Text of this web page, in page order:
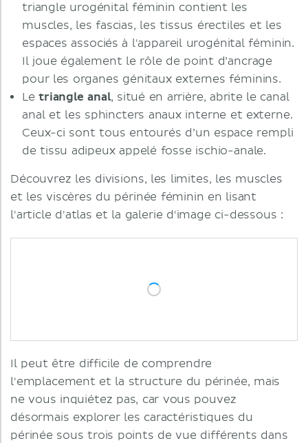
triangle urogénital féminin contient les
muscles, les fascias, les tissus érectiles et les
espaces associés à l'appareil urogénital féminin.
Il joue également le rôle de point d’ancrage
pour les organes génitaux externes féminins.
Letriangle anal, situé en arrière, abrite le canal
anal et les sphincters anaux interne et externe.
Ceux-ci sont tous entourés d’un espace rempli
de tissu adipeux appelé fosse ischio-anale.
Découvrez les divisions, les limites, les muscles
et les viscères du périnée féminin en lisant
l'article d'atlas et la galerie d'image ci-dessous :
Il peut être difficile de comprendre
l'emplacement et la structure du périnée, mais
ne vous inquiétez pas, car vous pouvez
désormais explorer les caractéristiques du
périnée sous trois points de vue différents dans